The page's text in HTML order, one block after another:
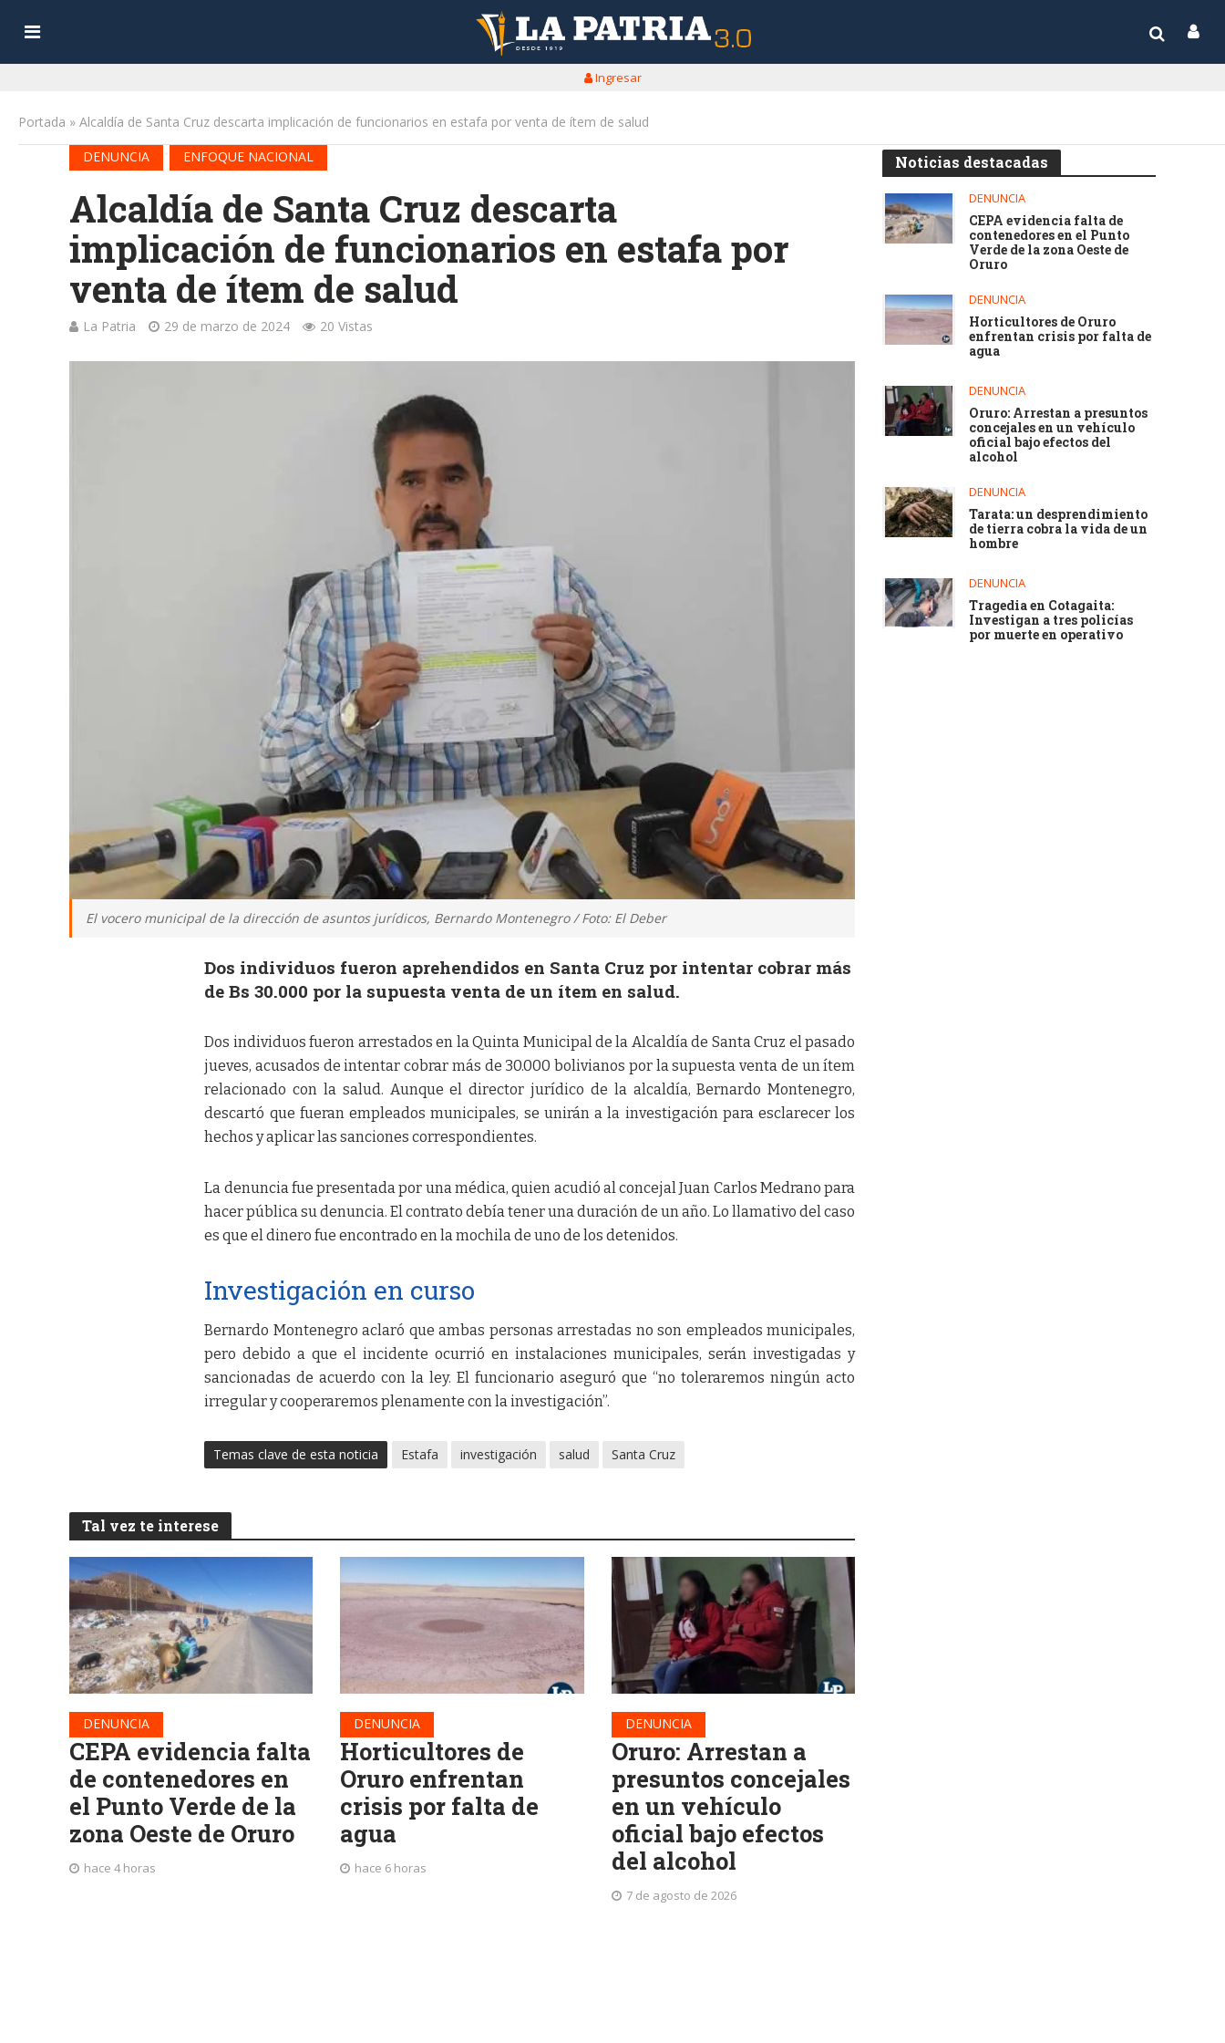
Ingresar
Portada » Alcaldía de Santa Cruz descarta implicación de funcionarios en estafa por venta de ítem de salud
DENUNCIA
ENFOQUE NACIONAL
Alcaldía de Santa Cruz descarta
implicación de funcionarios en estafa por
venta de ítem de salud
La Patria 29 de marzo de 2024 20 Vistas
El vocero municipal de la dirección de asuntos jurídicos, Bernardo Montenegro / Foto: El Deber
Dos individuos fueron aprehendidos en Santa Cruz por intentar cobrar más
de Bs 30.000 por la supuesta venta de un ítem en salud.
Dos individuos fueron arrestados en la Quinta Municipal de la Alcaldía de Santa Cruz el pasado
jueves, acusados de intentar cobrar más de 30.000 bolivianos por la supuesta venta de un ítem
relacionado con la salud. Aunque el director jurídico de la alcaldía, Bernardo Montenegro,
descartó que fueran empleados municipales, se unirán a la investigación para esclarecer los
hechos y aplicar las sanciones correspondientes.
La denuncia fue presentada por una médica, quien acudió al concejal Juan Carlos Medrano para
hacer pública su denuncia. El contrato debía tener una duración de un año. Lo llamativo del caso
es que el dinero fue encontrado en la mochila de uno de los detenidos.
Investigación en curso
Bernardo Montenegro aclaró que ambas personas arrestadas no son empleados municipales,
pero debido a que el incidente ocurrió en instalaciones municipales, serán investigadas y
sancionadas de acuerdo con la ley. El funcionario aseguró que “no toleraremos ningún acto
irregular y cooperaremos plenamente con la investigación”.
Temas clave de esta noticia Estafa investigación salud Santa Cruz
Tal vez te interese
DENUNCIA
CEPA evidencia falta
de contenedores en
el Punto Verde de la
zona Oeste de Oruro
hace 4 horas
DENUNCIA
Horticultores de
Oruro enfrentan
crisis por falta de
agua
hace 6 horas
DENUNCIA
Oruro: Arrestan a
presuntos concejales
en un vehículo
oficial bajo efectos
del alcohol
7 de agosto de 2026
Noticias destacadas
DENUNCIA
CEPA evidencia falta de
contenedores en el Punto
Verde de la zona Oeste de
Oruro
DENUNCIA
Horticultores de Oruro
enfrentan crisis por falta de
agua
DENUNCIA
Oruro: Arrestan a presuntos
concejales en un vehículo
oficial bajo efectos del
alcohol
DENUNCIA
Tarata: un desprendimiento
de tierra cobra la vida de un
hombre
DENUNCIA
Tragedia en Cotagaita:
Investigan a tres policías
por muerte en operativo